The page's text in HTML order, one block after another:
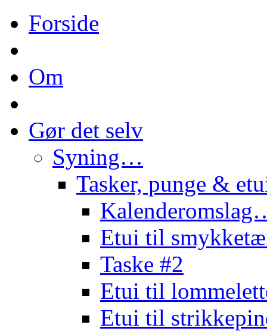
Forside
Om
Gør det selv
Syning…
Tasker, punge &
Etui til
Taske #2
Etui til
Etui til